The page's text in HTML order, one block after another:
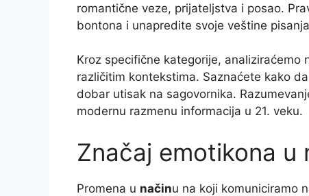
romantične veze, prijateljstva i posao.
bontona i unapredite svoje veštine
Kroz specifične kategorije, analiziraćemo
različitim kontekstima. Saznaćete kako
dobar utisak na sagovornika.
modernu razmenu informacija u 21. veku.
Značaj emotikona u
Promena u načinu na koji komuniciramo